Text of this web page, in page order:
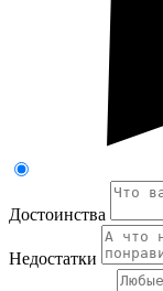
Достоинства
Недостатки